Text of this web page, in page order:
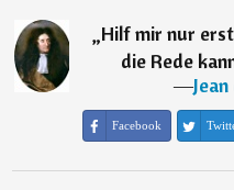
„Hilf mir nur
die Rede
―
Facebook